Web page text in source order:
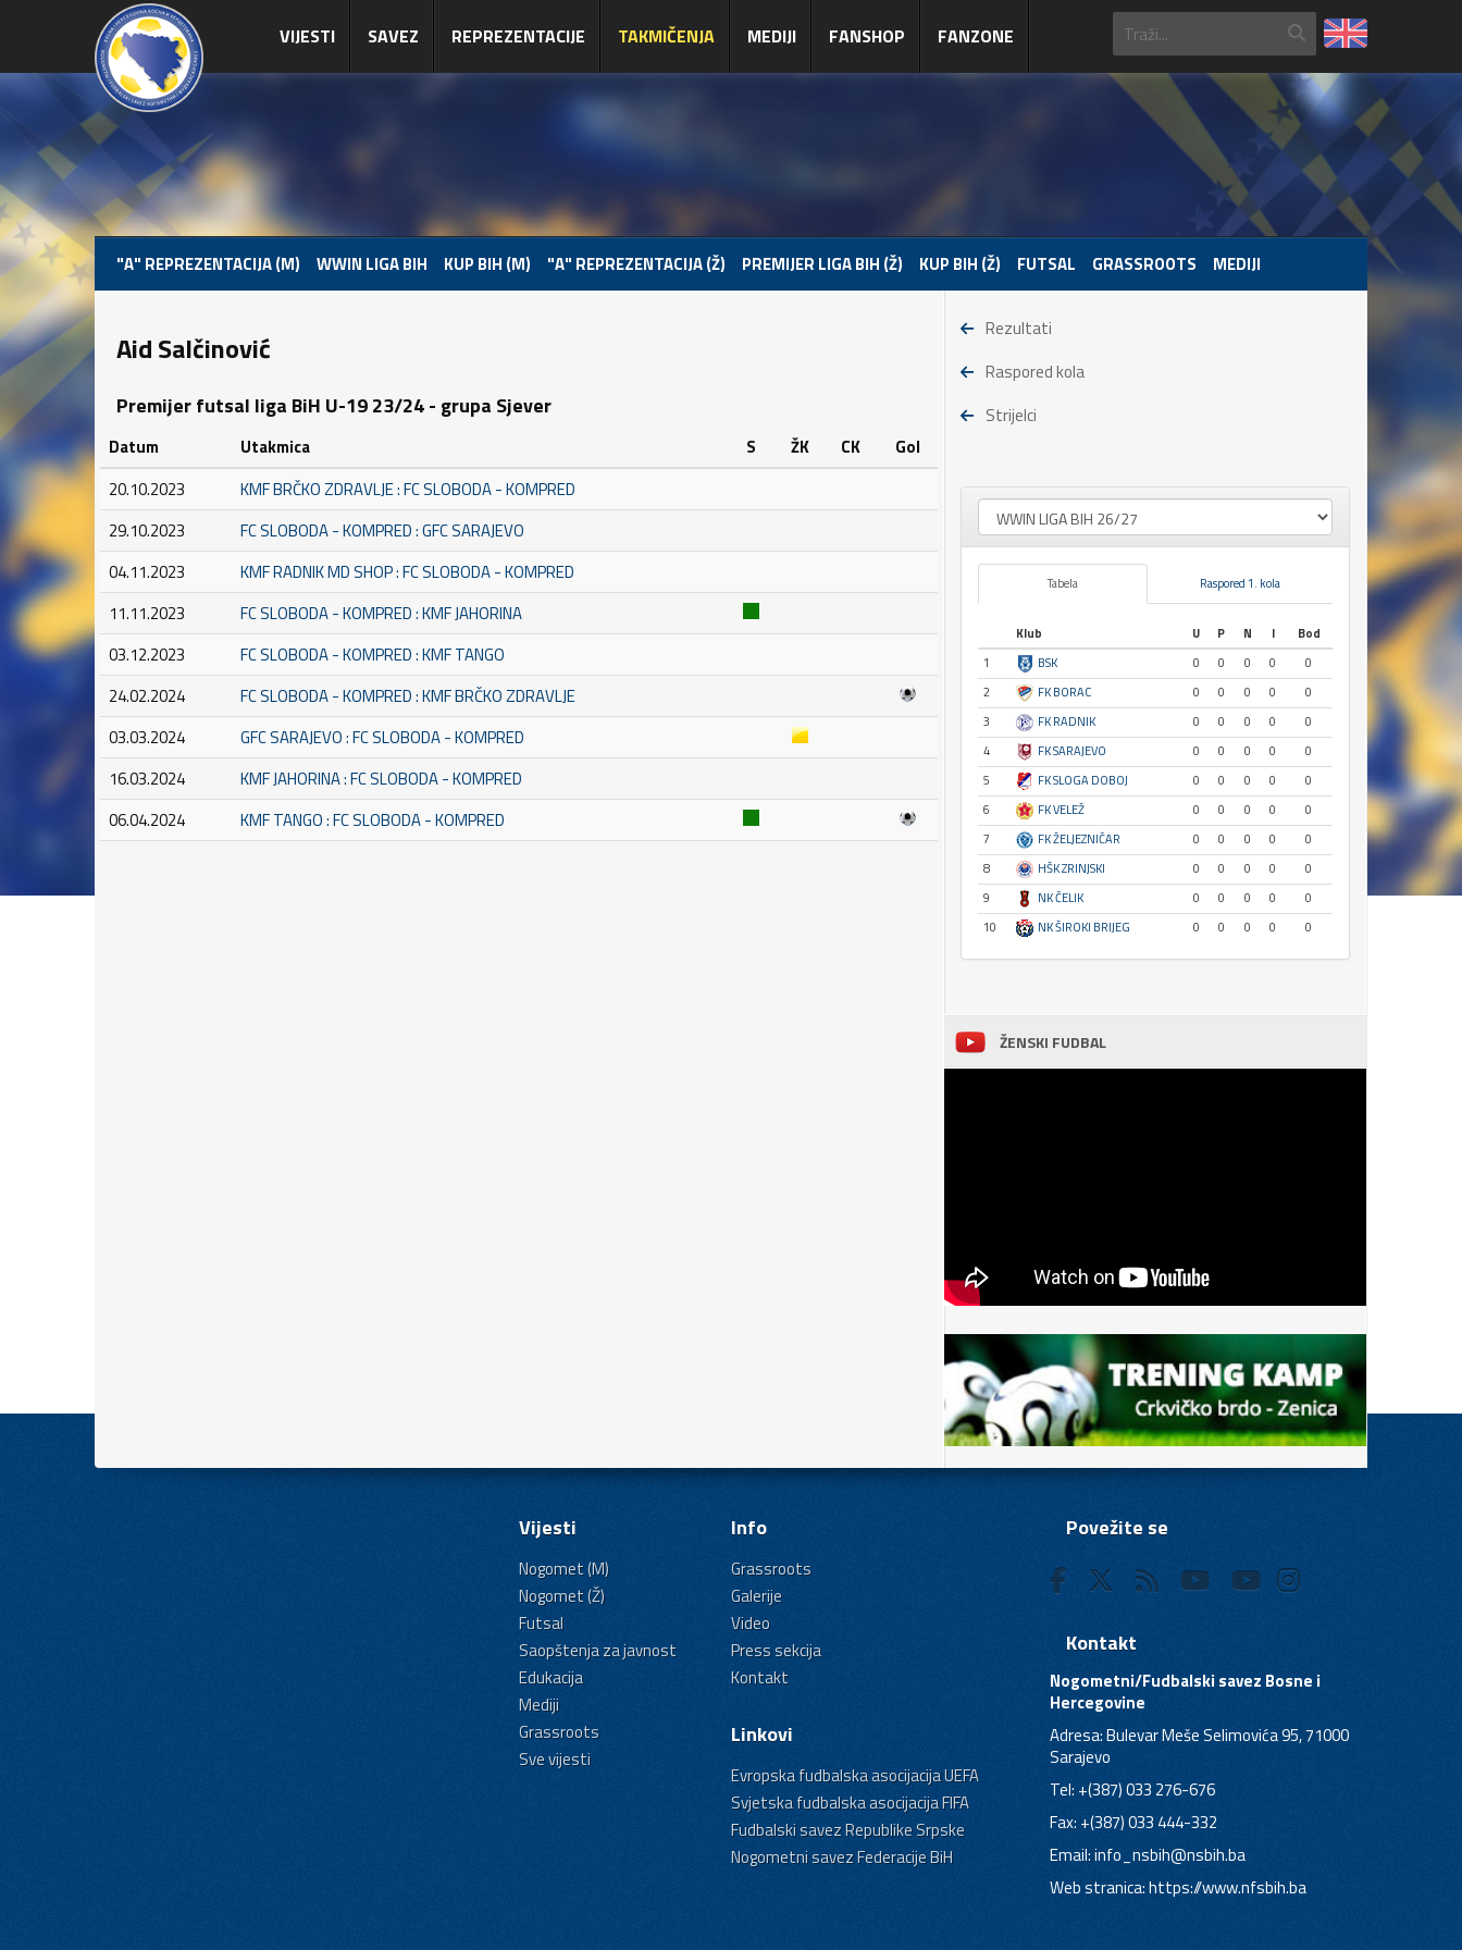
VIJESTI SAVEZ REPREZENTACIJE TAKMIČENJA MEDIJI FANSHOP FANZONE
"A" REPREZENTACIJA (M) WWIN LIGA BIH KUP BIH (M) "A" REPREZENTACIJA (Ž) PREMIJER LIGA BIH (Ž) KUP BIH (Ž) FUTSAL GRASSROOTS MEDIJI
Aid Salčinović
Premijer futsal liga BiH U-19 23/24 - grupa Sjever
Datum Utakmica S ŽK CK
Gol
20.10.2023
KMF BRČKO ZDRAVLJE : FC SLOBODA - KOMPRED
29.10.2023
FC SLOBODA - KOMPRED : GFC SARAJEVO
04.11.2023
KMF RADNIK MD SHOP : FC SLOBODA - KOMPRED
11.11.2023
FC SLOBODA - KOMPRED : KMF JAHORINA
03.12.2023
FC SLOBODA - KOMPRED : KMF TANGO
24.02.2024
FC SLOBODA - KOMPRED : KMF BRČKO ZDRAVLJE
03.03.2024
GFC SARAJEVO : FC SLOBODA - KOMPRED
16.03.2024
KMF JAHORINA : FC SLOBODA - KOMPRED
06.04.2024
KMF TANGO : FC SLOBODA - KOMPRED
Rezultati
Raspored kola
Strijelci
Tabela Raspored 1. kola
Klub U P N I
Bod
1
BSK 0 0 0 0
0
2
FK BORAC 0 0 0 0
0
3
FK RADNIK 0 0 0 0
0
4
FK SARAJEVO 0 0 0 0
0
5
FK SLOGA DOBOJ 0 0 0 0
0
6
FK VELEŽ 0 0 0 0
0
7
FK ŽELJEZNIČAR 0 0 0 0
0
8
HŠK ZRINJSKI 0 0 0 0
0
9
NK ČELIK 0 0 0 0
0
10
NK ŠIROKI BRIJEG 0 0 0 0 0
ŽENSKI FUDBAL
Vijesti
Nogomet (M)
Nogomet (Ž)
Futsal
Saopštenja za javnost
Edukacija
Mediji
Grassroots
Sve vijesti
Info
Grassroots
Galerije
Video
Press sekcija
Kontakt
Linkovi
Evropska fudbalska asocijacija UEFA
Svjetska fudbalska asocijacija FIFA
Fudbalski savez Republike Srpske
Nogometni savez Federacije BiH
Povežite se
Kontakt
Nogometni/Fudbalski savez Bosne i
Hercegovine
Adresa: Bulevar Meše Selimovića 95, 71000
Sarajevo
Tel: +(387) 033 276-676
Fax: +(387) 033 444-332
Email:info_nsbih@nsbih.ba
Web stranica: https://www.nfsbih.ba